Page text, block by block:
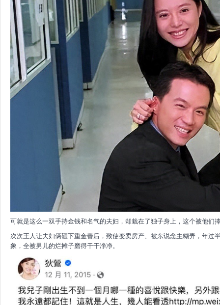
可就是这么一双手持金钱和名气的夫妇，却栽在了独子身上，这个被他们
次次王人让夫妇俩砸下重金善后，致使变卖房产、被东说念主糊弄，年
象，全被男儿的烂摊子磨得干干净净。